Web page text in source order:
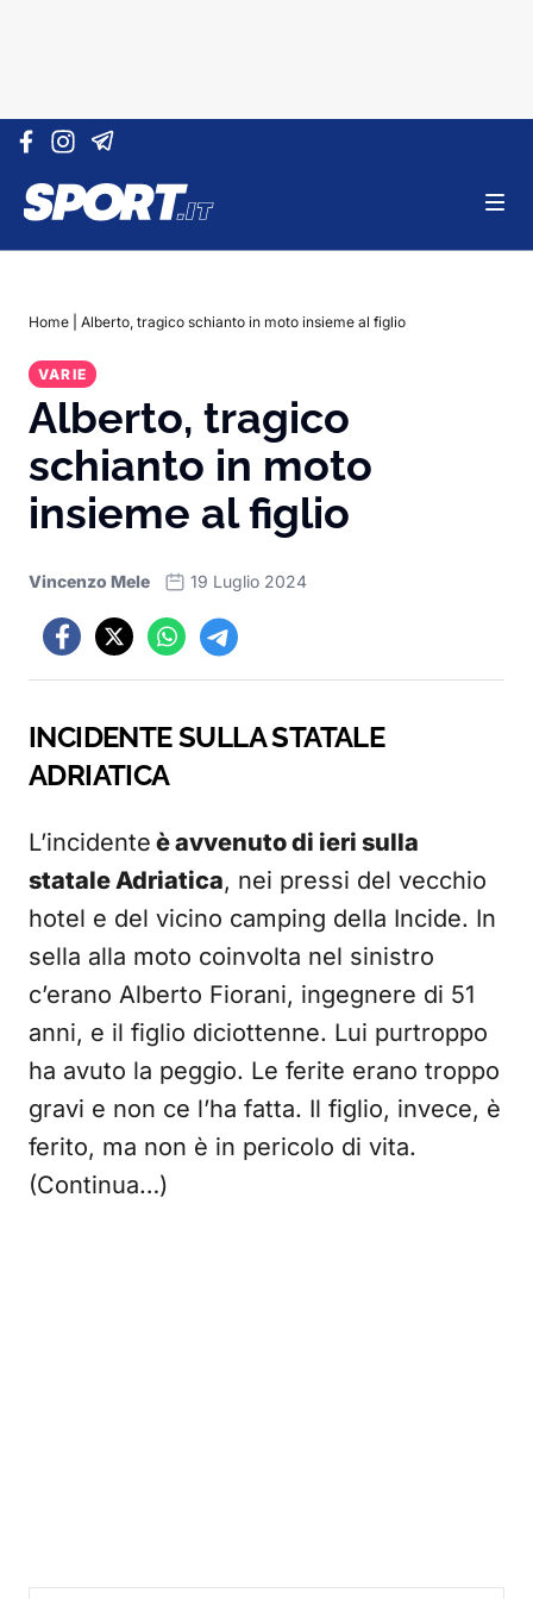
Vai al contenuto
Home Alberto, tragico schianto in moto insieme al figlio
VARIE
Alberto, tragico
schianto in moto
insieme al figlio
Vincenzo Mele 19 Luglio 2024
INCIDENTE SULLA STATALE
ADRIATICA
L’incidente è avvenuto di ieri sulla
statale Adriatica, nei pressi del vecchio
hotel e del vicino camping della Incide. In
sella alla moto coinvolta nel sinistro
c’erano Alberto Fiorani, ingegnere di 51
anni, e il figlio diciottenne. Lui purtroppo
ha avuto la peggio. Le ferite erano troppo
gravi e non ce l’ha fatta. Il figlio, invece, è
ferito, ma non è in pericolo di vita.
(Continua…)